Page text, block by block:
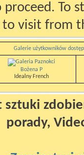
To
visit from
Galerie użytkowników
Bożena P
Idealny French
porady,